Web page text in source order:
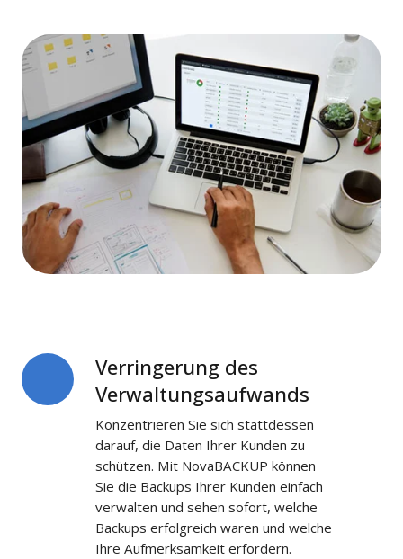
Verringerung des
Verwaltungsaufwands
Konzentrieren Sie sich stattdessen
darauf, die Daten Ihrer Kunden zu
schützen. Mit NovaBACKUP können
Sie die Backups Ihrer Kunden einfach
verwalten und sehen sofort, welche
Backups erfolgreich waren und welche
Ihre Aufmerksamkeit erfordern.
Verringerung
des
Verwaltungsaufwands